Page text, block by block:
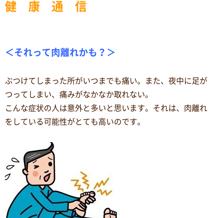
健 康 通 信
＜それって肉離れかも？＞
ぶつけてしまった所がいつまでも痛い。また、夜中に足が
つってしまい、痛みがなかなか取れない。
こんな症状の人は意外と多いと思います。それは、肉離れ
をしている可能性がとても高いのです。